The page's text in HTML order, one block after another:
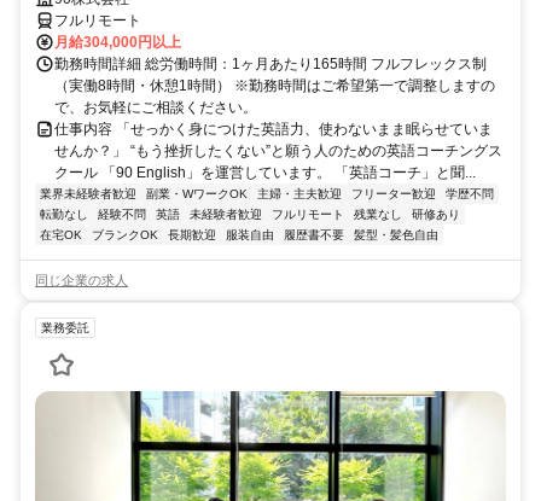
フルリモート
月給304,000円以上
勤務時間詳細 総労働時間：1ヶ月あたり165時間 フルフレックス制
（実働8時間・休憩1時間） ※勤務時間はご希望第一で調整しますの
で、お気軽にご相談ください。
仕事内容 「せっかく身につけた英語力、使わないまま眠らせていま
せんか？」 “もう挫折したくない”と願う人のための英語コーチングス
クール 「90 English」を運営しています。 「英語コーチ」と聞...
業界未経験者歓迎 副業・WワークOK 主婦・主夫歓迎 フリーター歓迎
学歴不問
転勤なし
経験不問 英語 未経験者歓迎 フルリモート 残業なし
研修あり
在宅OK
ブランクOK 長期歓迎 服装自由 履歴書不要 髪型・髪色自由
同じ企業の求人
業務委託